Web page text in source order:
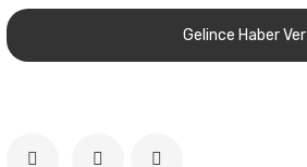
Gelince Haber Ver